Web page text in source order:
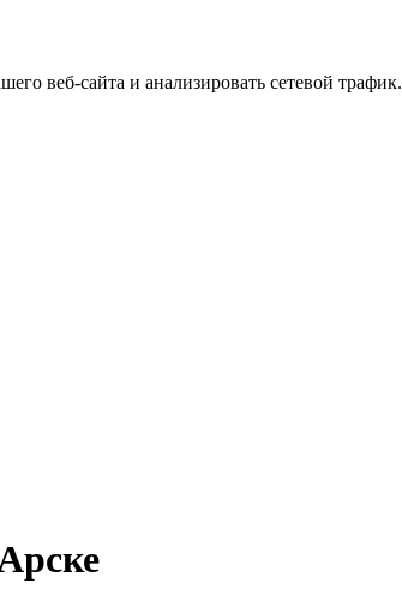
веб-сайта и анализировать сетевой трафик.